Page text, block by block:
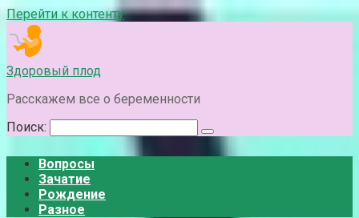
Перейти к контенту
Здоровый плод
Расскажем все о беременности
Поиск:
Вопросы
Зачатие
Рождение
Разное